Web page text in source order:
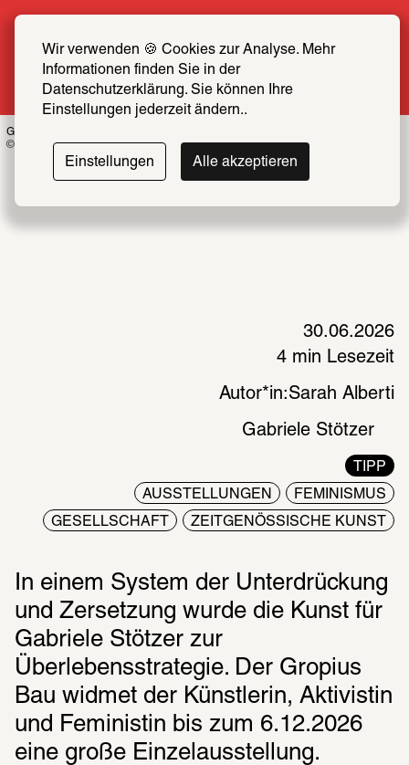
Wir verwenden 🍪 Cookies zur Analyse. Mehr
Informationen finden Sie in der
Datenschutzerklärung. Sie können Ihre
Einstellungen jederzeit ändern..
Einstellungen Alle akzeptieren
SCHIRN FREUND*IN werden
Mehr erfahren
Gabriele Stötzer, Die unbotmäßige Frau, 2022, Courtesy: Gabriele Stötzer
© VG Bild-Kunst, Bonn 2026
30.06.2026
4 min Lesezeit
Autor*in:Sarah Alberti
Gabriele Stötzer
TIPP
AUSSTELLUNGEN FEMINISMUS
GESELLSCHAFT ZEITGENÖSSISCHE KUNST
In einem System der Unterdrückung
und Zersetzung wurde die Kunst für
Gabriele Stötzer zur
Überlebensstrategie. Der Gropius
Bau widmet der Künstlerin, Aktivistin
und Feministin bis zum 6.12.2026
eine große Einzelausstellung.